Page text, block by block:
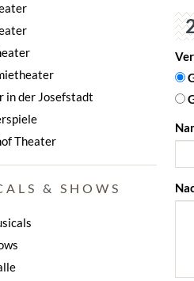
in der Josefstadt
Theater
& SHOWS